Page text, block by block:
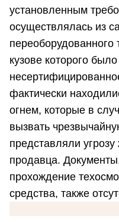
установленным
осуществлялась из
переоборудованного
кузове которого
фактически
огнем, которые в
вызвать
представляли
продавца.
прохождение
средства, также